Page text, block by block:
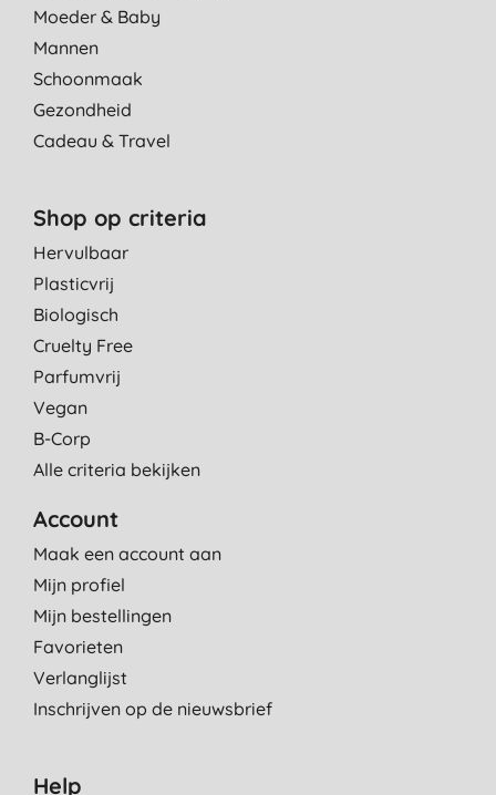
Moeder & Baby
Mannen
Schoonmaak
Gezondheid
Cadeau & Travel
Shop op criteria
Hervulbaar
Plasticvrij
Biologisch
Cruelty Free
Parfumvrij
Vegan
B-Corp
Alle criteria bekijken
Account
Maak een account aan
Mijn profiel
Mijn bestellingen
Favorieten
Verlanglijst
Inschrijven op de nieuwsbrief
Help